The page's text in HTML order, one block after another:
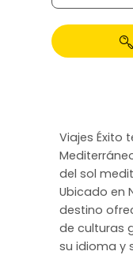
Viajes Éxito
del sol
Ubicado en
destino
de culturas
su idioma y